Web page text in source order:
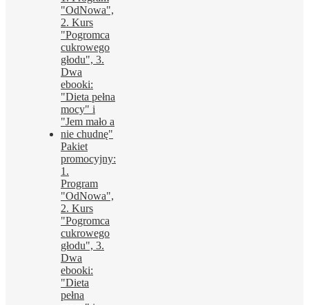
Pakiet
promocyjny:
1.
Program
"OdNowa",
2. Kurs
"Pogromca
cukrowego
głodu", 3.
Dwa
ebooki:
"Dieta
pełna